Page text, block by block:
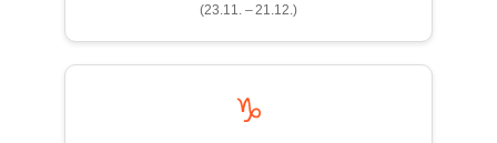
(23.11. – 21.12.)
♑